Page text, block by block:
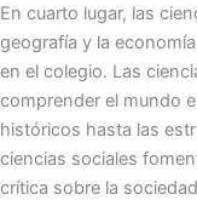
En cuarto lugar, las
geografía y la
en el colegio. Las
comprender el mundo
históricos hasta las
ciencias sociales
crítica sobre la